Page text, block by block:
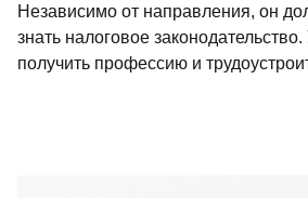
Независимо от направления, он
знать налоговое законодательство.
получить профессию и